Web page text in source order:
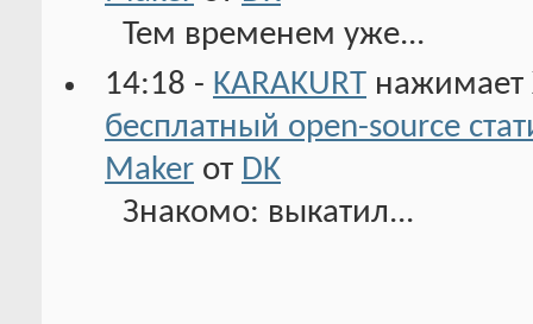
Тем временем уже...
14:18 - KARAKURT
бесплатный open-source
Maker от DK
Знакомо: выкатил...